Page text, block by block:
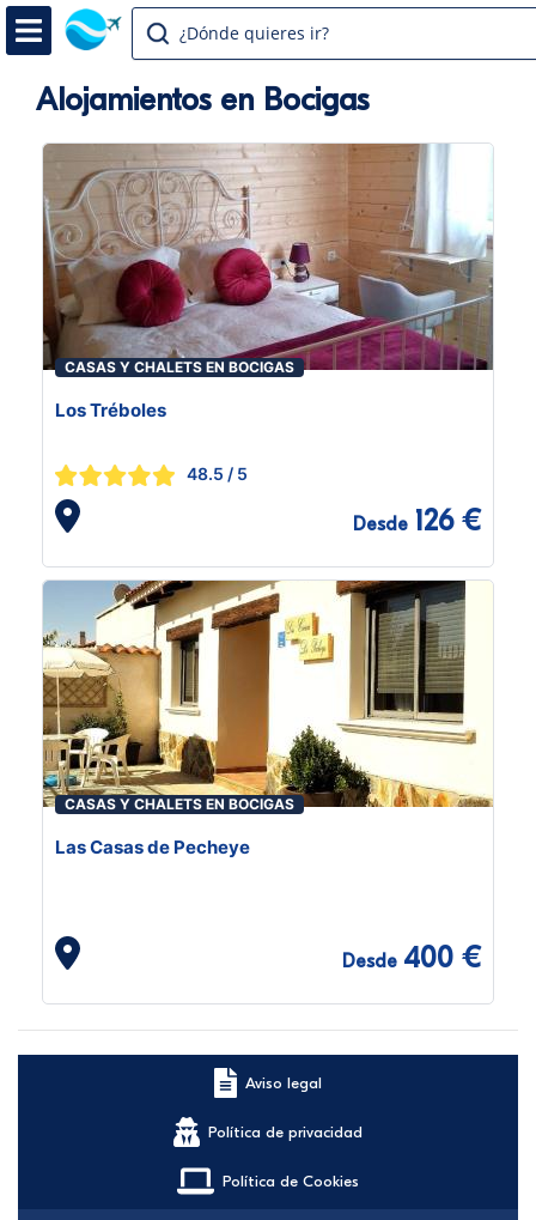
¿Dónde quieres ir?
Alojamientos en Bocigas
CASAS Y CHALETS EN BOCIGAS
Los Tréboles
48.5 / 5
Desde 126 €
CASAS Y CHALETS EN BOCIGAS
Las Casas de Pecheye
Desde 400 €
Aviso legal
Política de privacidad
Política de Cookies